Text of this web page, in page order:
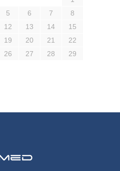
5 6 7
8
12 13 14
15
19 20 21
22
26 27 28
29